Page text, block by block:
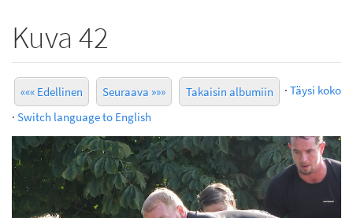
Kuva 42
««« Edellinen Seuraava »»» Takaisin albumiin · Täysi koko
· Switch language to English